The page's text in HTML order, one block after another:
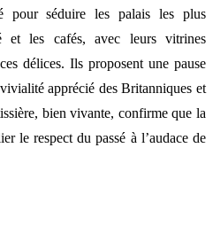
pour séduire les palais les plus
et les cafés, avec leurs vitrines
délices. Ils proposent une pause
apprécié des Britanniques et
bien vivante, confirme que la
le respect du passé à l’audace de